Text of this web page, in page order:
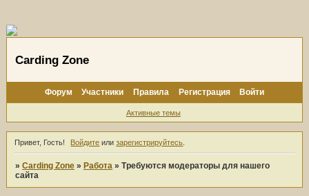
Carding Zone
Форум Участники Правила Регистрация Войти
Активные темы
Привет, Гость! Войдите илизарегистрируйтесь
»Carding Zone » Работа »Требуются модераторы для нашего
сайта